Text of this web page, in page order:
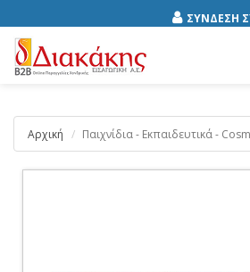
ΣΥΝΔΕΣΗ
Αρχική Παιχνίδια - Εκπαιδευτικά -